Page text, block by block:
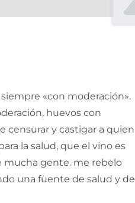
«con moderación».
huevos con
censurar y castigar a quien
la salud, que el vino es
mucha gente. me rebelo
una fuente de salud y de